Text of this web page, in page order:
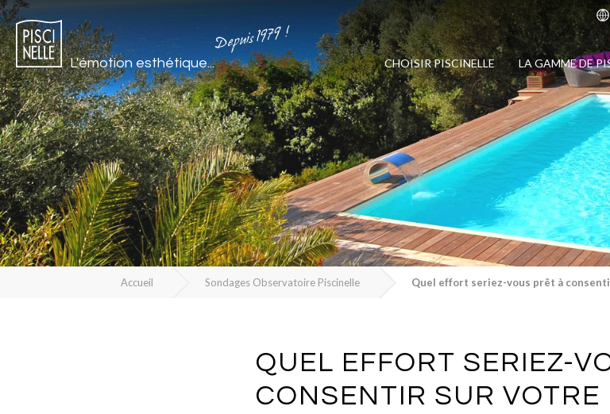
L'émotion esthétique...
Depuis 1979 !
CHOISIR PISCINELLE LA GAMME DE
Accueil Sondages Observatoire Piscinelle Quel effort seriez-vous prêt à
QUEL EFFORT SERIEZ-
CONSENTIR SUR VOTRE